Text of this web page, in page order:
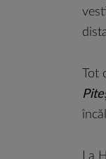
La